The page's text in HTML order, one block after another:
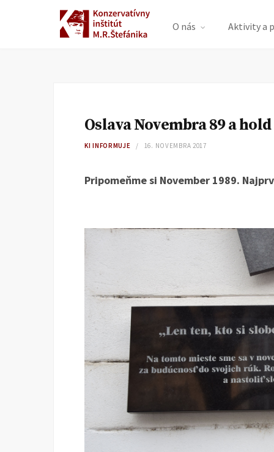
O nás Aktivity a
Oslava Novembra 89 a
KI INFORMUJE 16. NOVEMBRA 2017
Pripomeňme si November 1989.